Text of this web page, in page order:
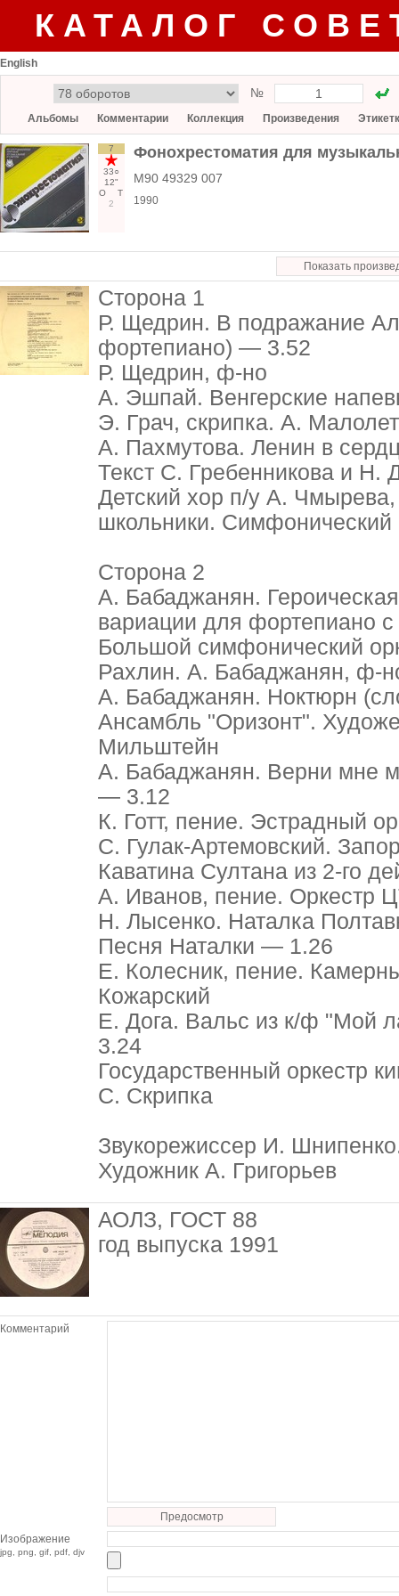
КАТАЛОГ
English
№
Альбомы Комментарии Коллекция Произведения
7
33○
12"
О
Т
2
Фонохрестоматия для
М90 49329 007
1990
Показать
Сторона 1
Р. Щедрин. В подражание
фортепиано) — 3.52
Р. Щедрин, ф-но
А. Эшпай. Венгерские
Э. Грач, скрипка. А.
А. Пахмутова. Ленин в
Текст С. Гребенникова и Н.
Детский хор п/у А. Чмырева,
школьники. Симфонический
Сторона 2
А. Бабаджанян.
вариации для фортепиано
Большой симфонический
Рахлин. А. Бабаджанян, ф-
А. Бабаджанян. Ноктюрн
Ансамбль "Оризонт".
Мильштейн
А. Бабаджанян. Верни мне
— 3.12
К. Готт, пение. Эстрадный
С. Гулак-Артемовский.
Каватина Султана из 2-го
А. Иванов, пение. Оркестр
Н. Лысенко. Наталка
Песня Наталки — 1.26
Е. Колесник, пение.
Кожарский
Е. Дога. Вальс из к/ф "Мой
3.24
Государственный оркестр
С. Скрипка
Звукорежиссер И.
Художник А. Григорьев
АОЛЗ, ГОСТ 88
год выпуска 1991
Комментарий
Предосмотр
Изображение
jpg, png, gif, pdf, djv